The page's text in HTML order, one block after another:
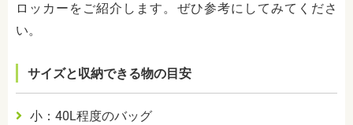
ロッカーをご紹介します。ぜひ参考にしてみてくださ
い。
サイズと収納できる物の目安
小：40L程度のバッグ